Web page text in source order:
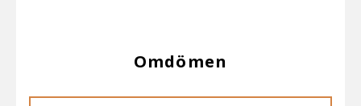
Omdömen